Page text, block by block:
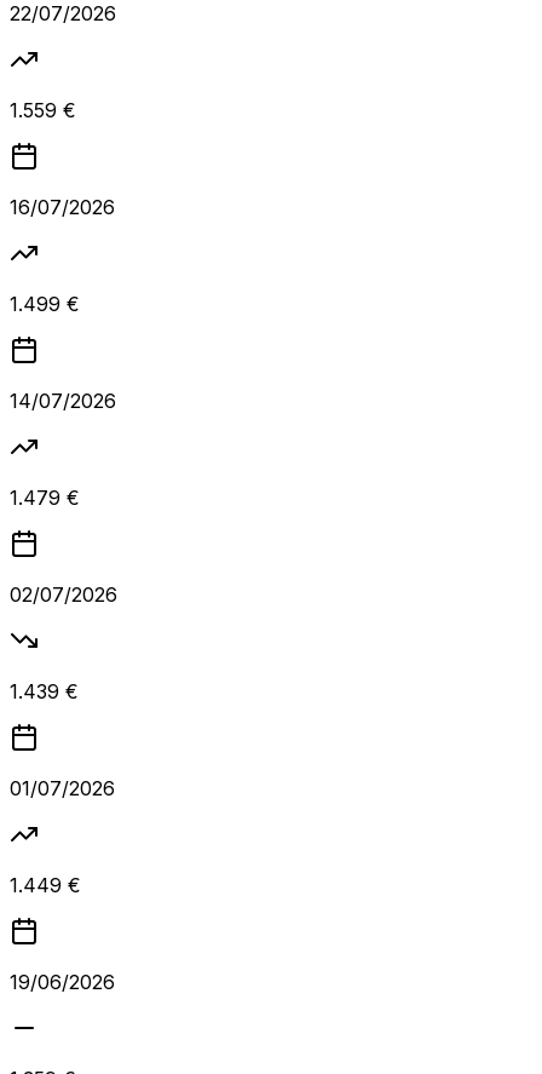
22/07/2026
1.559 €
16/07/2026
1.499 €
14/07/2026
1.479 €
02/07/2026
1.439 €
01/07/2026
1.449 €
19/06/2026